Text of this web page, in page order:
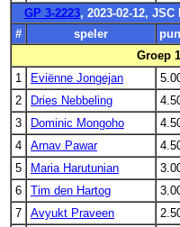
GP 3-2223, 2023-02-12,
#
speler
Groep
1
Eviënne Jongejan
2
Dries Nebbeling
3
Dominic Mongoho
4
Arnav Pawar
5
Maria Harutunian
6
Tim den Hartog
7
Avyukt Praveen